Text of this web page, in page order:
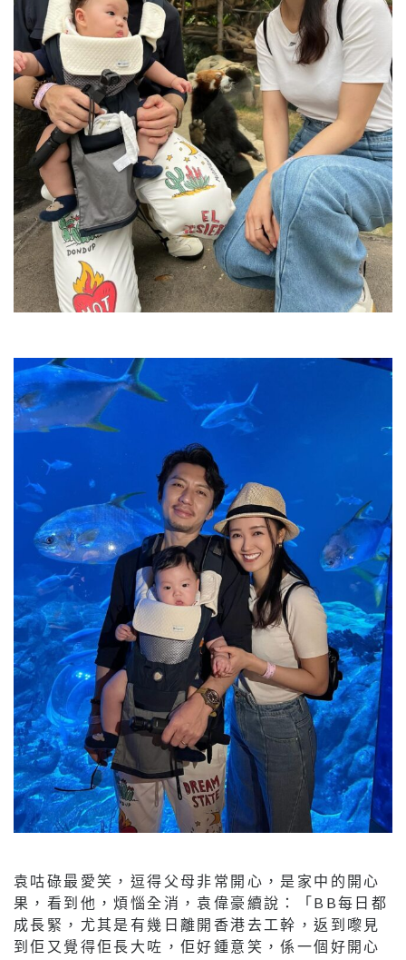
袁咕碌最愛笑，逗得父母非常開心，是家中的開心
果，看到他，煩惱全消，袁偉豪續說：「BB每日都
成長緊，尤其是有幾日離開香港去工幹，返到嚟見
到佢又覺得佢長大咗，佢好鍾意笑，係一個好開心